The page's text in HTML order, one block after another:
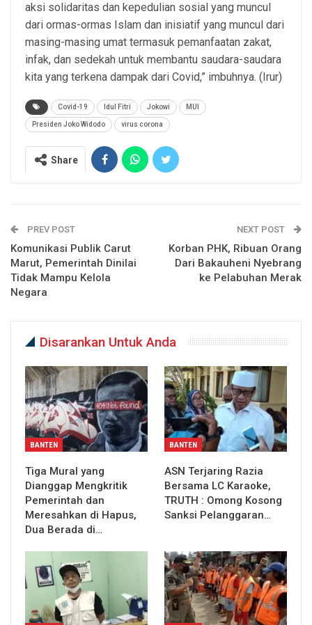
aksi solidaritas dan kepedulian sosial yang muncul
dari ormas-ormas Islam dan inisiatif yang muncul dari
masing-masing umat termasuk pemanfaatan zakat,
infak, dan sedekah untuk membantu saudara-saudara
kita yang terkena dampak dari Covid,” imbuhnya. (Irur)
Covid-19 Idul Fitri Jokowi MUI
Presiden Joko Widodo virus corona
Share
PREV POST
Komunikasi Publik Carut
Marut, Pemerintah Dinilai
Tidak Mampu Kelola
Negara
NEXT POST
Korban PHK, Ribuan Orang
Dari Bakauheni Nyebrang
ke Pelabuhan Merak
Disarankan Untuk Anda
BANTEN
Tiga Mural yang
Dianggap Mengkritik
Pemerintah dan
Meresahkan di Hapus,
Dua Berada di…
BANTEN
ASN Terjaring Razia
Bersama LC Karaoke,
TRUTH : Omong Kosong
Sanksi Pelanggaran…